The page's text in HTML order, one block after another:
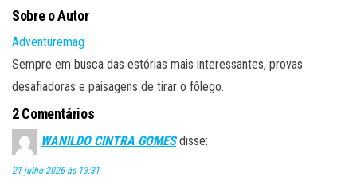
Sobre o Autor
Adventuremag
Sempre em busca das estórias mais interessantes, provas
desafiadoras e paisagens de tirar o fôlego.
2 Comentários
WANILDO CINTRA GOMES disse:
21 julho 2026 às 13:31